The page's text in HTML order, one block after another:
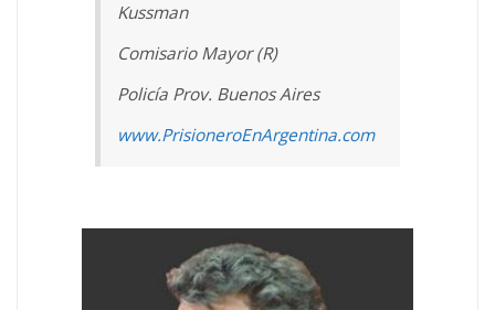
Kussman
Comisario Mayor (R)
Policía Prov. Buenos Aires
www.PrisioneroEnArgentina.com